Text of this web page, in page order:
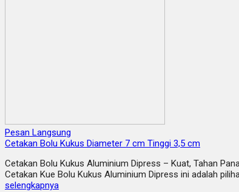
Pesan Langsung
Cetakan Bolu Kukus Diameter 7 cm Tinggi 3,5 cm
Cetakan Bolu Kukus Aluminium Dipress – Kuat, Tahan
Cetakan Kue Bolu Kukus Aluminium Dipress ini adalah
selengkapnya